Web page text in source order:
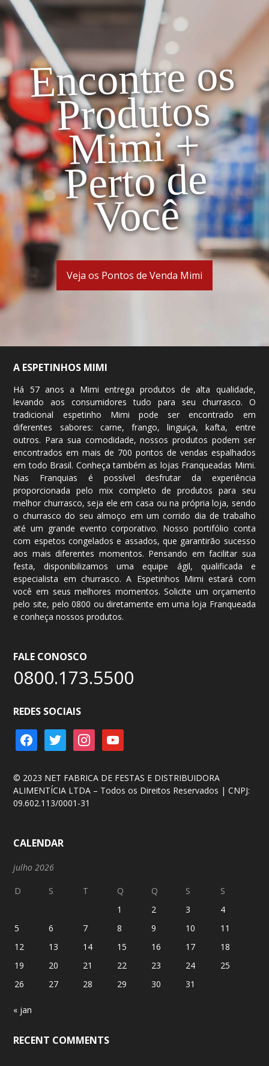
Encontre os
Produtos
Mimi +
Perto de
Você
Veja os Pontos de Venda Mimi
A ESPETINHOS MIMI
Há 57 anos a Mimi entrega produtos de alta qualidade,
levando aos consumidores tudo para seu churrasco. O
tradicional espetinho Mimi pode ser encontrado em
diferentes sabores: carne, frango, linguiça, kafta, entre
outros. Para sua comodidade, nossos produtos podem ser
encontrados em mais de 700 pontos de vendas espalhados
em todo Brasil. Conheça também as lojas Franqueadas Mimi.
Nas Franquias é possível desfrutar da experiência
proporcionada pelo mix completo de produtos para seu
melhor churrasco, seja ele em casa ou na própria loja, sendo
o churrasco do seu almoço em um corrido dia de trabalho
até um grande evento corporativo. Nosso portifólio conta
com espetos congelados e assados, que garantirão sucesso
aos mais diferentes momentos. Pensando em facilitar sua
festa, disponibilizamos uma equipe ágil, qualificada e
especialista em churrasco. A Espetinhos Mimi estará com
você em seus melhores momentos. Solicite um orçamento
pelo site, pelo0800 ou diretamente em uma loja Franqueada
e conheça nossos produtos.
FALE CONOSCO
0800.173.5500
REDES SOCIAIS
facebooktwitter instagramyoutube
© 2023 NET FABRICA DE FESTAS E DISTRIBUIDORA
ALIMENTÍCIA LTDA – Todos os Direitos Reservados | CNPJ:
09.602.113/0001-31
CALENDAR
julho 2026
D S T Q Q S
S
1
2 3
4
5
6 7 8 9 10
11
12
13 14 15 16 17
18
19
20 21 22 23 24
25
26
27 28 29 30 31
« jan
RECENT COMMENTS